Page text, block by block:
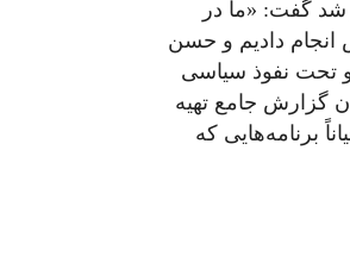
گفت: «ما در
انجام دادیم و حسن
و تحت نفوذ سیاسی
گزارش جامع تهیه
برنامه‌هایی که